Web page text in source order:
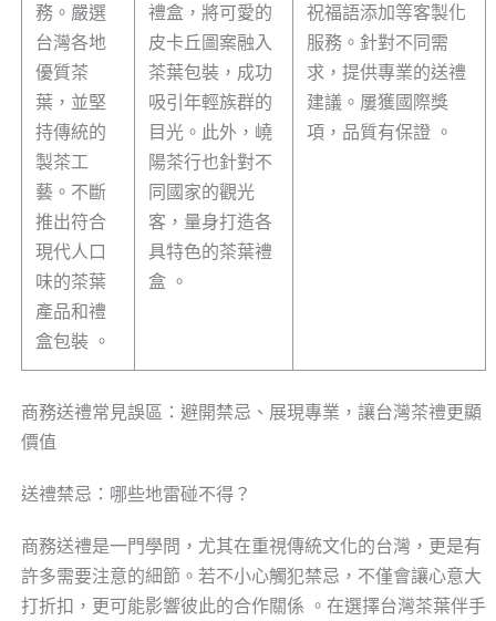
務。嚴選
台灣各地
優質茶
葉，並堅
持傳統的
製茶工
藝。不斷
推出符合
現代人口
味的茶葉
產品和禮
盒包裝 。
禮盒，將可愛的
皮卡丘圖案融入
茶葉包裝，成功
吸引年輕族群的
目光。此外，嶢
陽茶行也針對不
同國家的觀光
客，量身打造各
具特色的茶葉禮
盒 。
祝福語添加等客製化
服務。針對不同需
求，提供專業的送禮
建議。屢獲國際獎
項，品質有保證 。
商務送禮常見誤區：避開禁忌、展現專業，讓台灣茶禮更顯
價值
送禮禁忌：哪些地雷碰不得？
商務送禮是一門學問，尤其在重視傳統文化的台灣，更是有
許多需要注意的細節。若不小心觸犯禁忌，不僅會讓心意大
打折扣，更可能影響彼此的合作關係 。在選擇台灣茶葉伴手